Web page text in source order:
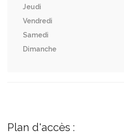
Jeudi
Vendredi
Samedi
Dimanche
Plan d'accès :